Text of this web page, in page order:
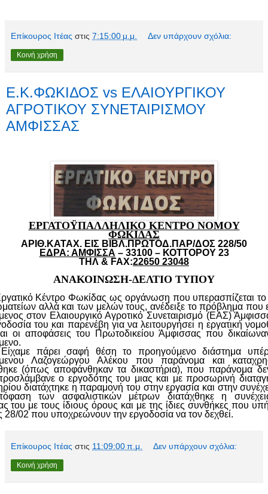
Επίκουρος Ιτέας στις 7:15:00 μ.μ. Δεν υπάρχουν σχόλια:
Κοινή χρήση
Ε.Κ.ΦΩΚΙΔΟΣ vs ΕΛΑΙΟΥΡΓΙΚΟΥ
ΑΓΡΟΤΙΚΟΥ ΣΥΝΕΤΑΙΡΙΣΜΟΥ
ΑΜΦΙΣΣΑΣ
ΕΡΓΑΤΟΫΠΑΛΛΗΛΙΚΟ ΚΕΝΤΡΟ ΝΟΜΟΥ
ΦΩΚΙΔΑΣ
ΑΡΙΘ.ΚΑΤΑΧ. ΕΙΣ ΒΙΒΛ.ΠΡΩΤΟΔ.ΠΑΡ/ΔΟΣ 228/50
ΕΔΡΑ: ΑΜΦΙΣΣΑ – 33100 – ΚΟΤΤΟΡΟΥ 23
ΤΗΛ & FAX:22650 23048
ΑΝΑΚΟΙΝΩΣΗ-ΔΕΛΤΙΟ ΤΥΠΟΥ
Κέντρο Φωκίδας ως οργάνωση που υπερασπίζεται το
αλλά και των μελών τους, ανέδειξε το πρόβλημα που
στον Ελαιουργικό Αγροτικό Συνεταιρισμό (ΕΑΣ)
του και παρενέβη για να λειτουργήσει η εργατική
οι αποφάσεις του Πρωτοδικείου Άμφισσας που
Είχαμε πάρει σαφή θέση το προηγούμενο διάστημα
Λαζογεώργου Αλέκου που παράνομα και
(όπως αποφάνθηκαν τα δικαστήρια), που παράνομα
ο εργοδότης του μιας και με προσωρινή
διατάχτηκε η παραμονή του στην εργασία και στην
των ασφαλιστικών μέτρων διατάχθηκε η
του με τους ίδιους όρους και με της ίδιες συνθήκες που
28/02 που υποχρεώνουν την εργοδοσία να τον δεχθεί.
Επίκουρος Ιτέας στις 11:09:00 π.μ. Δεν υπάρχουν σχόλια:
Κοινή χρήση